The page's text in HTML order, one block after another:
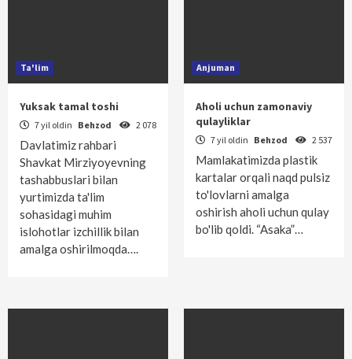
Ta'lim
Yuksak tamal toshi
7 yil oldin Behzod 2 078
Davlatimiz rahbari
Shavkat Mirziyoyevning
tashabbuslari bilan
yurtimizda ta'lim
sohasidagi muhim
islohotlar izchillik bilan
amalga oshirilmoqda….
Anjuman
Aholi uchun zamonaviy
qulayliklar
7 yil oldin Behzod 2 537
Mamlakatimizda plastik
kartalar orqali naqd pulsiz
to'lovlarni amalga
oshirish aholi uchun qulay
bo'lib qoldi. “Asaka”…